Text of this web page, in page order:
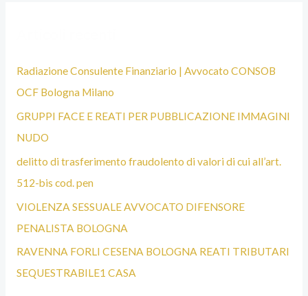
O
G
N
A
Radiazione Consulente Finanziario | Avvocato CONSOB
OCF Bologna Milano
GRUPPI FACE E REATI PER PUBBLICAZIONE IMMAGINI
NUDO
delitto di trasferimento fraudolento di valori di cui all’art.
512-bis cod. pen
VIOLENZA SESSUALE AVVOCATO DIFENSORE
PENALISTA BOLOGNA
RAVENNA FORLI CESENA BOLOGNA REATI TRIBUTARI
SEQUESTRABILE1 CASA